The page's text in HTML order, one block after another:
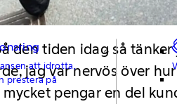
att idrotta,
prestera på
den tiden idag så
jag var nervös över
pengar en del